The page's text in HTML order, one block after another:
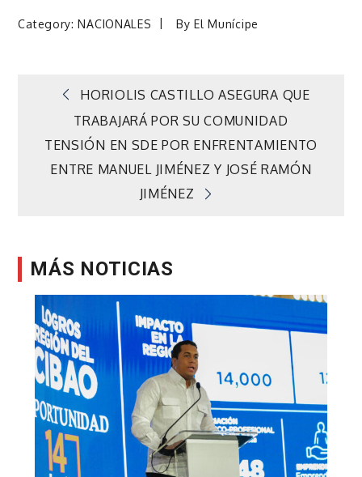
Category:NACIONALES ByEl Munícipe
Navegación
de
entradas
HORIOLIS CASTILLO ASEGURA QUE
TRABAJARÁ POR SU COMUNIDAD
TENSIÓN EN SDE POR ENFRENTAMIENTO
ENTRE MANUEL JIMÉNEZ Y JOSÉ RAMÓN
JIMÉNEZ
MÁS NOTICIAS